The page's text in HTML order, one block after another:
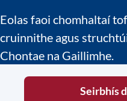
Eolas faoi chomhaltaí
cruinnithe agus
Chontae na Gaillimhe.
Seirbhís